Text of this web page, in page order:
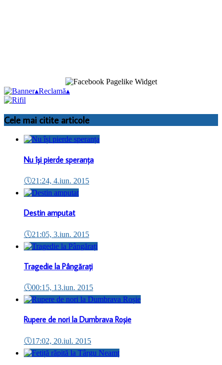
▴Reclamă▴
Cele mai citite articole
Nu își pierde speranța
🕔21:24, 4.iun. 2015
Destin amputat
🕔21:05, 3.iun. 2015
Tragedie la Pângărați
🕔00:15, 13.iun. 2015
Rupere de nori la Dumbrava Roșie
🕔17:02, 20.iul. 2015